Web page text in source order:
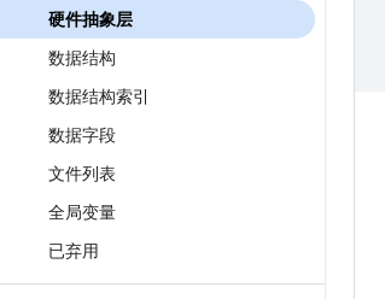
硬件抽象层
数据结构
数据结构索引
数据字段
文件列表
全局变量
已弃用